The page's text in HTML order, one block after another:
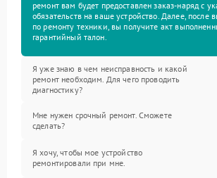
ремонт вам будет предоставлен заказ-наряд с
обязательств на ваше устройство. Далее, после
по ремонту техники, вы получите акт
гарантийный талон.
Я уже знаю в чем неисправность и какой
ремонт необходим. Для чего проводить
диагностику?
Мне нужен срочный ремонт. Сможете
сделать?
Я хочу, чтобы мое устройство
ремонтировали при мне.